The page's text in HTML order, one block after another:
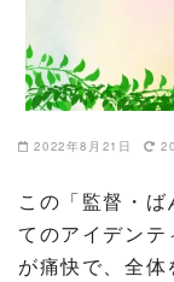
2022年8月21日
この「監督・
てのアイデン
が痛快で、全